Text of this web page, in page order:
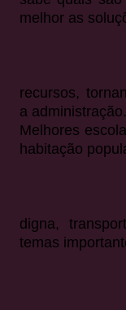
melhor as
recursos,
a administração.
Melhores
habitação
digna,
temas